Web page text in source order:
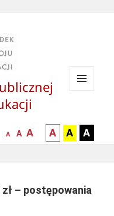
mniejsza
A
normalna
A
większa-
czcionka
A
kontrast
czarny
tle
A
kontrast
czarny
tle
A
żółty
tle
A
– postępowania